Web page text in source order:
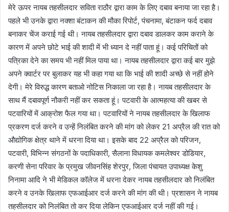
मेरे ऊपर नायब तहसीलदार सविता राठौर द्वारा काम के लिए दबाव बनाया जा रहा है।
पहले भी उनके द्वारा नक्शा बंटाकन की मौका रिपोर्ट, पंचनामा, बंटाकन फर्द दबाव
बनाकर चेंज कराई गई थी। नायब तहसीलदार द्वारा दबाव डालकर काम कराने के
कारण में अपने छोटे भाई की शादी में भी ध्यान दे नहीं पाता हूं। कई परिचितों को
पत्रिका देने का समय भी नहीं मिल पाया था। नायब तहसीलदार द्वारा कई बार मुझे
अपने क्वार्टर पर बुलाकर यह भी कहा गया था कि भाई की शादी अच्छे से नहीं होने
देगी। मेरे विरुद्ध कारण बताओ नोटिस निकाला जा रहा है। नायब तहसीलदार के
साथ मैं दबावपूर्ण नौकरी नहीं कर सकता हूं। पटवारी के आत्महत्या की खबर से
पटवारियों में आक्रोश फैल गया था। पटवारियों ने नायब तहसीलदार के खिलाफ
प्रकरण दर्ज करने व उन्हें निलंबित करने की मांग को लेकर 21 अप्रैल की रात को
औद्योगिक क्षेत्र थाने में धरना दिया था। इसके बाद 22 अप्रैल को परिजन,
पटवारी, विभिन्न संगठनों के पदाधिकारी, सैलाना विधायक कमलेश्वर डोडियार,
करणी सेना परिवार के प्रमुख जीवनसिंह शेरपुर, जिला पंचायत उपाध्यक्ष केशु
निनामा आदि ने भी मेडिकल कॉलेज में धरना देकर नायब तहसीलदार को निलंबित
करने व उनके खिलाफ एफआईआर दर्ज करने की मांग की थी। प्रशासन ने नायब
तहसीलदार को निलंबित तो कर दिया लेकिन एफआईआर दर्ज नहीं की गई।